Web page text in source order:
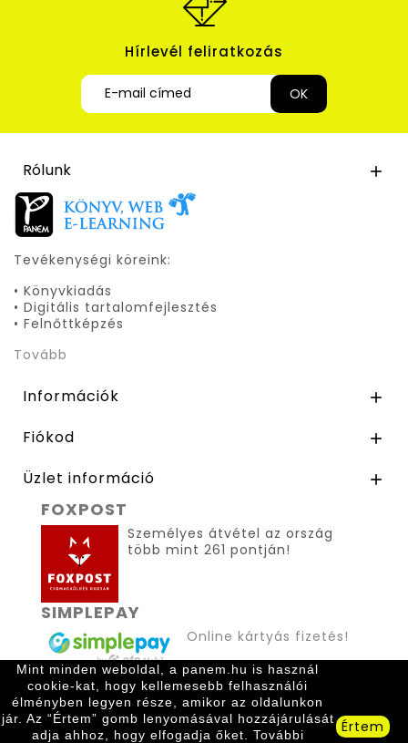
Hírlevél feliratkozás
Rólunk 
Tevékenységi köreink:
• Könyvkiadás
• Digitális tartalomfejlesztés
• Felnőttképzés
Tovább
Információk 
Fiókod 
Üzlet információ 
FOXPOST
Személyes átvétel az ország
több mint 261 pontján!
SIMPLEPAY
Online kártyás fizetés!
Mint minden weboldal, a panem.hu is használ
cookie-kat, hogy kellemesebb felhasználói
élményben legyen része, amikor az oldalunkon
jár. Az “Értem” gomb lenyomásával hozzájárulását
adja ahhoz, hogy elfogadja őket. További
Értem